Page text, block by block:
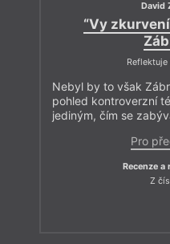
David
“Vy
Nebyl by to však
pohled kontroverzní
jediným, čím se
Pro
Recenze a
Z